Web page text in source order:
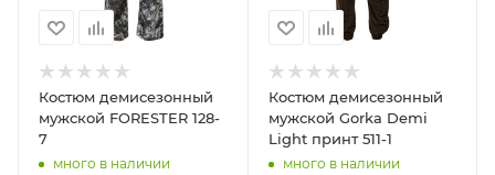
Костюм демисезонный
мужской FORESTER 128-
7
много в наличии
Костюм демисезонный
мужской Gorka Demi
Light принт 511-1
много в наличии